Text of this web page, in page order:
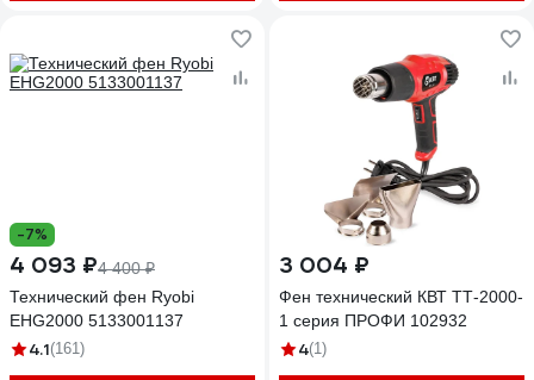
-7%
4 093 ₽4 400 ₽
Технический фен Ryobi
EHG2000 5133001137
4.1(161)
3 004 ₽
Фен технический КВТ ТТ-2000-
1 серия ПРОФИ 102932
4(1)